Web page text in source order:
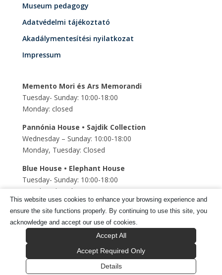
Museum pedagogy
Adatvédelmi tájékoztató
Akadálymentesítési nyilatkozat
Impressum
Memento Mori és Ars Memorandi
Tuesday- Sunday: 10:00-18:00
Monday: closed
Pannónia House • Sajdik Collection
Wednesday – Sunday: 10:00-18:00
Monday, Tuesday: Closed
Blue House • Elephant House
Tuesday- Sunday: 10:00-18:00
Monday: closed
Szent Mihály Underground church
Tuesday- Sunday: 10:00-18:00
Monday: closed
Tragor Ignác Múzeum © 2025 Minden jog fenntartva.
This website uses cookies to enhance your browsing experience and
ensure the site functions properly. By continuing to use this site, you
acknowledge and accept our use of cookies.
Accept All
Accept Required Only
Details